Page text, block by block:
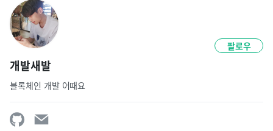
개발새발
블록체인 개발 어때요
팔로우